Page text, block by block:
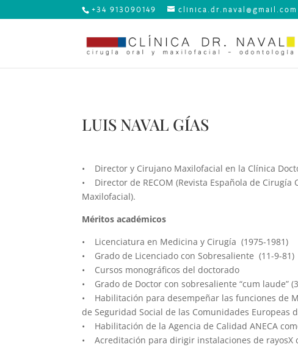
+34 913090149 clinica.dr.naval@gmail.com
LUIS NAVAL GÍAS
• Director y Cirujano Maxilofacial en la Clínica
• Director de RECOM (Revista Española de Cirugía
Maxilofacial).
Méritos académicos
• Licenciatura en Medicina y Cirugía (1975-1981)
• Grado de Licenciado con Sobresaliente (11-9-81)
• Cursos monográficos del doctorado
• Grado de Doctor con sobresaliente “cum laude”
• Habilitación para desempeñar las funciones de
de Seguridad Social de las Comunidades
• Habilitación de la Agencia de Calidad ANECA
• Acreditación para dirigir instalaciones de rayosX